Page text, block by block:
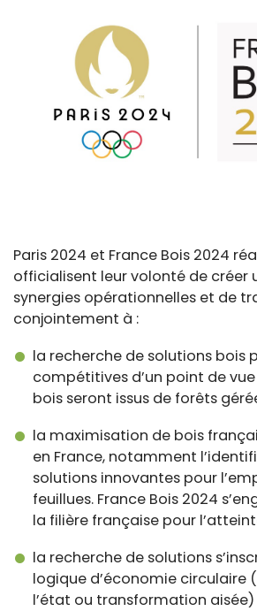
Paris 2024 et France Bois 2024
officialisent leur volonté de créer
synergies opérationnelles et de
conjointement à :
la recherche de solutions bois
compétitives d’un point de
bois seront issus de forêts
la maximisation de bois
en France, notamment
solutions innovantes pour
feuillues. France Bois 2024
la filière française pour
la recherche de solutions
logique d’économie circulaire
l’état ou transformation aisée)